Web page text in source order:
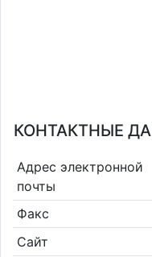
КОНТАКТНЫЕ
Адрес электронной
почты
Факс
Сайт